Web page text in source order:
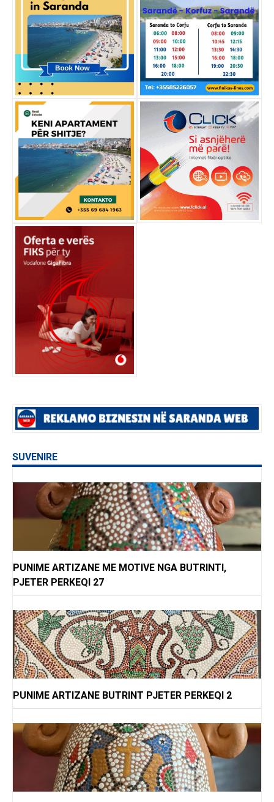
SUVENIRE
PUNIME ARTIZANE ME MOTIVE NGA BUTRINTI,
PJETER PERKEQI 27
PUNIME ARTIZANE BUTRINT PJETER PERKEQI 2